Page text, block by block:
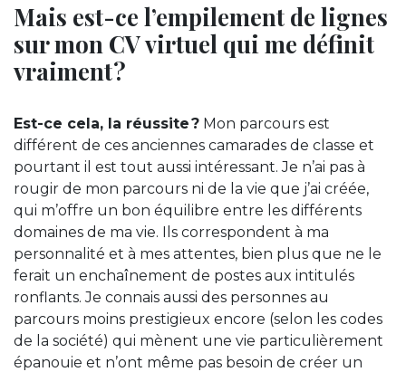
Mais est-ce l’empilement de lignes
sur mon CV virtuel qui me définit
vraiment ?
Est-ce cela, la réussite ? Mon parcours est
différent de ces anciennes camarades de classe et
pourtant il est tout aussi intéressant. Je n’ai pas à
rougir de mon parcours ni de la vie que j’ai créée,
qui m’offre un bon équilibre entre les différents
domaines de ma vie. Ils correspondent à ma
personnalité et à mes attentes, bien plus que ne le
ferait un enchaînement de postes aux intitulés
ronflants. Je connais aussi des personnes au
parcours moins prestigieux encore (selon les codes
de la société) qui mènent une vie particulièrement
épanouie et n’ont même pas besoin de créer un